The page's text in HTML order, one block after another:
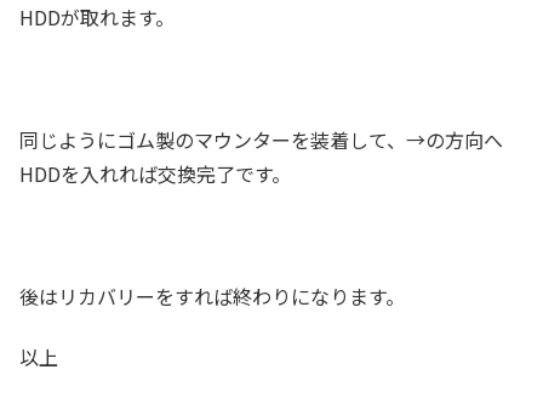
HDDが取れます。
同じようにゴム製のマウンターを装着して、→の方向へ
HDDを入れれば交換完了です。
後はリカバリーをすれば終わりになります。
以上